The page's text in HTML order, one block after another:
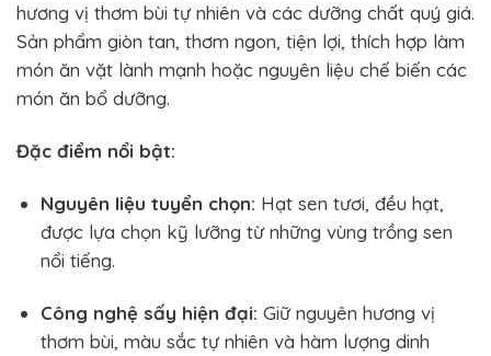
hương vị thơm bùi tự nhiên và các dưỡng chất quý giá.
Sản phẩm giòn tan, thơm ngon, tiện lợi, thích hợp làm
món ăn vặt lành mạnh hoặc nguyên liệu chế biến các
món ăn bổ dưỡng.
Đặc điểm nổi bật:
Nguyên liệu tuyển chọn: Hạt sen tươi, đều hạt,
được lựa chọn kỹ lưỡng từ những vùng trồng sen
nổi tiếng.
Công nghệ sấy hiện đại: Giữ nguyên hương vị
thơm bùi, màu sắc tự nhiên và hàm lượng dinh